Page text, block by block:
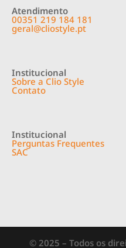
Atendimento
00351 219 184 181
geral@cliostyle.pt
Institucional
Sobre a Clio Style
Contato
Institucional
Perguntas Frequentes
SAC
© 2025 – Todos os